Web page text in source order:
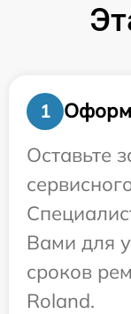
1
Оставьте
Вами для
сроков
Roland.